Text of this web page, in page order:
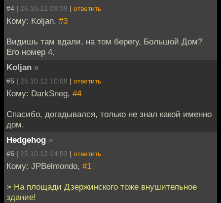
#4 | 25.10.12 09:39 | ответить
Кому: Koljan, #3
Видишь там вдали, на том берегу, Большой Дом?
Его номер 4.
Koljan »
#5 | 25.10.12 10:08 | ответить
Кому: DarkSneg, #4
Спасибо, догадывался, только не знал какой именно
дом.
Hedgehog »
#6 | 25.10.12 14:53 | ответить
Кому: JPBelmondo, #1
> На площади Дзержинского тоже внушительное
здание!